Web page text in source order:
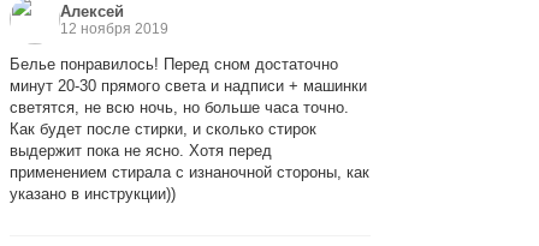
Алексей
12 ноября 2019
Белье понравилось! Перед сном достаточно
минут 20-30 прямого света и надписи + машинки
светятся, не всю ночь, но больше часа точно.
Как будет после стирки, и сколько стирок
выдержит пока не ясно. Хотя перед
применением стирала с изнаночной стороны, как
указано в инструкции))